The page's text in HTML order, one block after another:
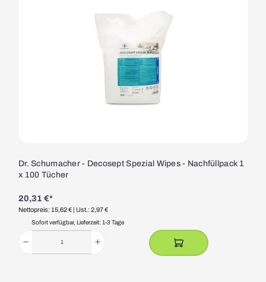
Dr. Schumacher - Decosept Spezial Wipes - Nachfüllpack 1
x 100 Tücher
20,31 €*
Nettopreis: 15,62 € | Ust.: 2,97 €
Sofort verfügbar, Lieferzeit: 1-3 Tage